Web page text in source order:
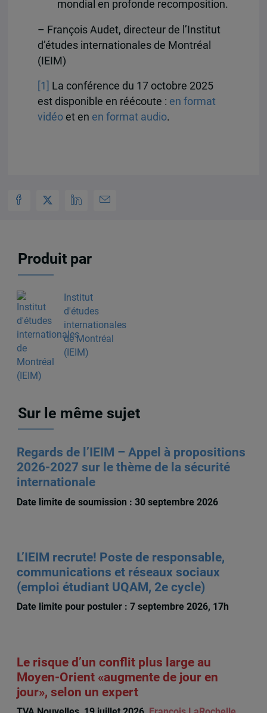
mondial en profonde recomposition.
– François Audet, directeur de l’Institut
d’études internationales de Montréal
(IEIM)
[1]
La conférence du 17 octobre 2025
est disponible en réécoute : en format
vidéoet en en format audio.
Produit par
Institut
d'études
internationales
de Montréal
(IEIM)
Sur le même sujet
Regards de l’IEIM – Appel à propositions
2026-2027 sur le thème de la sécurité
internationale
Date limite de soumission : 30 septembre 2026
L’IEIM recrute! Poste de responsable,
communications et réseaux sociaux
(emploi étudiant UQAM, 2e cycle)
Date limite pour postuler : 7 septembre 2026, 17h
Le risque d’un conflit plus large au
Moyen-Orient «augmente de jour en
jour», selon un expert